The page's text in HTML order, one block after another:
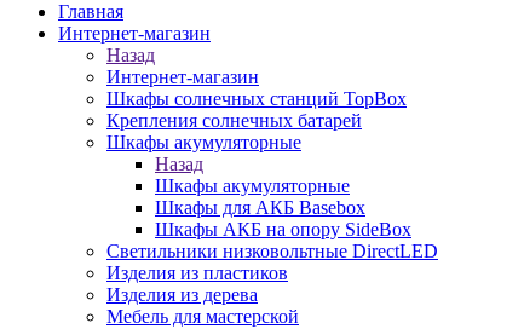
Главная
Интернет-магазин
Назад
Интернет-магазин
Шкафы солнечных станций TopBox
Крепления солнечных батарей
Шкафы акумуляторные
Назад
Шкафы акумуляторные
Шкафы для АКБ Basebox
Шкафы АКБ на опору SideBox
Светильники низковольтные DirectLED
Изделия из пластиков
Изделия из дерева
Мебель для мастерской